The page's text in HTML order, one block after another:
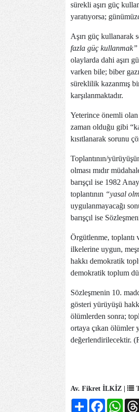
sürekli aşırı güç
yaratıyorsa;
Aşırı güç kullanarak
fazla güç kullanmak”
olaylarda dahi aşırı
varken bile; biber
süreklilik kazanmış
karşılanmaktadır.
Yeterince önemli
zaman olduğu gibi
kısıtlanarak sorunu
Toplantının/
olması mıdır
barışçıl ise 1982
toplantının “yasal
uygulanmayacağı
barışçıl ise
Örgütlenme, toplantı
ilkelerine uygun,
hakkı demokratik
demokratik toplum
Sözleşmenin 10.
gösteri yürüyüşü
ölümlerden sonra;
ortaya çıkan ölümler
değerlendirilecektir.
Av. Fikret İLKİZ |
Share Facebook